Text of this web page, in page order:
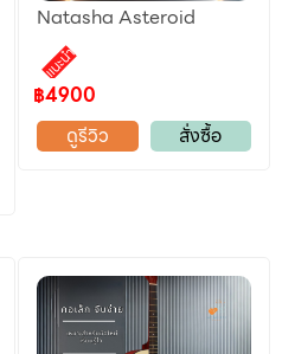
Natasha Asteroid
แนะนำ
฿4900
ดูรีวิว
สั่งซื้อ